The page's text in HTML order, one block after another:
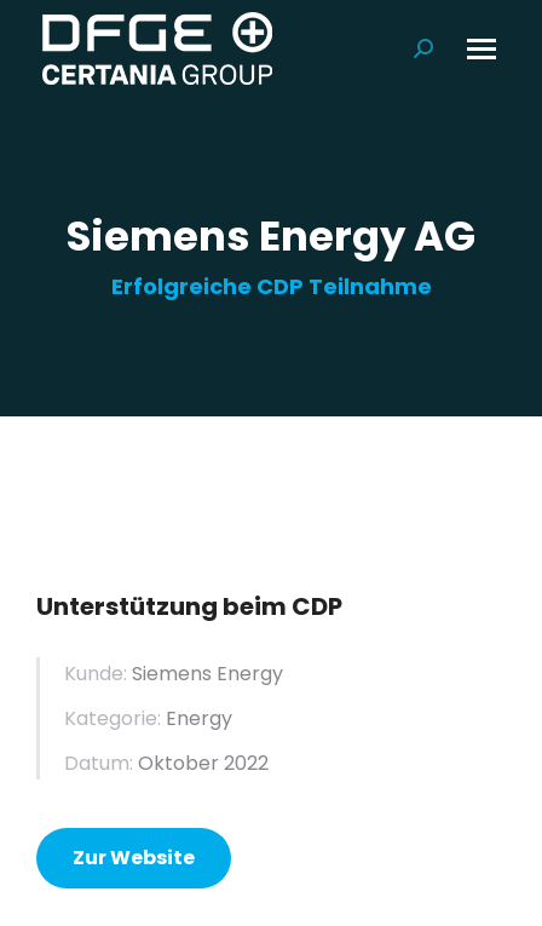
Suchen:
Siemens Energy AG
Erfolgreiche CDP Teilnahme
Unterstützung beim CDP
Kunde: Siemens Energy
Kategorie: Energy
Datum: Oktober 2022
Zur Website